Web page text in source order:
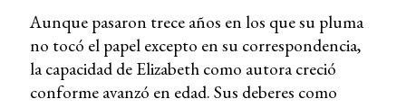
Aunque pasaron trece años en los que su pluma
no tocó el papel excepto en su correspondencia,
la capacidad de Elizabeth como autora creció
conforme avanzó en edad. Sus deberes como